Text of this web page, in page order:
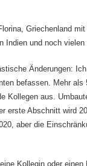
Griechenland
Indien und noch vielen
Änderungen:
befassen. Mehr
Kollegen aus.
erste Abschnitt wird
aber die
Kollegin oder